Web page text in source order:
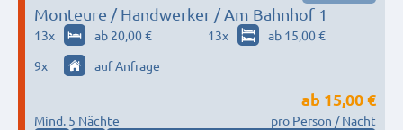
Monteure / Handwerker / Am Bahnhof 1
13x ab 20,00 € 13x
ab 15,00 €
9x auf Anfrage
Mind. 5 Nächte
ab 15,00 €
pro Person / Nacht